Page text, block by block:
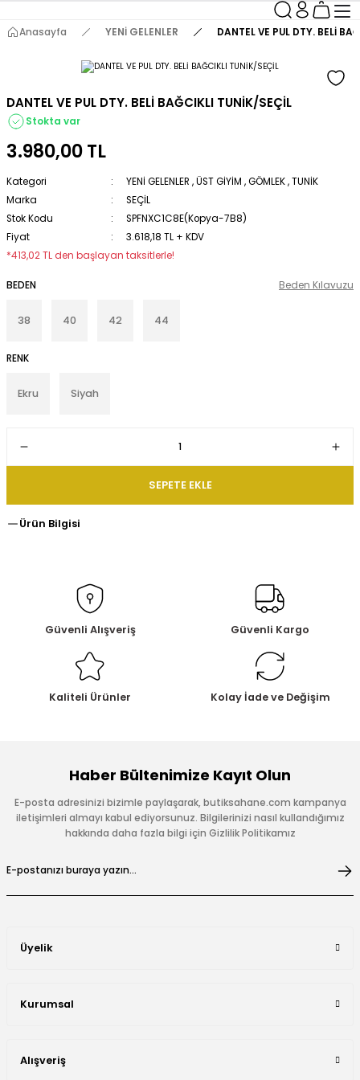
Anasayfa YENİ GELENLER DANTEL VE PUL DTY. BELİ
DANTEL VE PUL DTY. BELİ BAĞCIKLI TUNİK/SEÇİL
Stokta var
3.980,00 TL
Kategori YENİ GELENLER ,ÜST GİYİM ,GÖMLEK ,TUNİK
Marka
SEÇİL
Stok Kodu
SPFNXC1C8E(Kopya-7B8)
Fiyat
3.618,18 TL + KDV
*413,02 TL den başlayan taksitlerle!
BEDEN
38 40 42 44
RENK
Ekru Siyah
Beden Kılavuzu
SEPETE EKLE
Ürün Bilgisi
Güvenli Alışveriş Güvenli Kargo
Kaliteli Ürünler Kolay İade ve Değişim
Haber Bültenimize Kayıt Olun
E-posta adresinizi bizimle paylaşarak, butiksahane.com kampanya
iletişimleri almayı kabul ediyorsunuz. Bilgilerinizi nasıl kullandığımız
hakkında daha fazla bilgi için Gizlilik Politikamız
Üyelik
Kurumsal
Alışveriş